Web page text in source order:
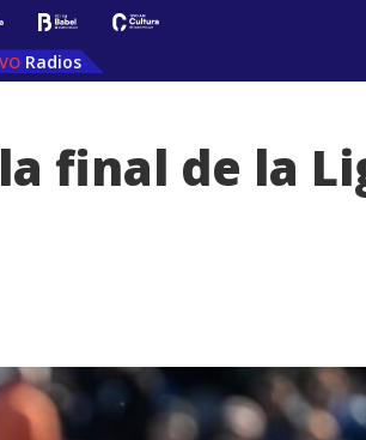
Radios
final de la